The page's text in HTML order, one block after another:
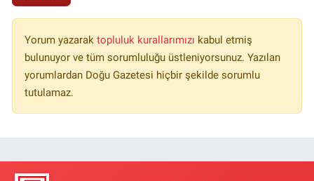
Yorum yazarak topluluk kurallarımızı kabul etmiş
bulunuyor ve tüm sorumluluğu üstleniyorsunuz. Yazılan
yorumlardan Doğu Gazetesi hiçbir şekilde sorumlu
tutulamaz.